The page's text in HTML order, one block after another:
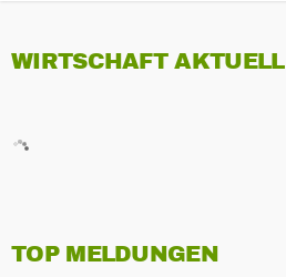
WIRTSCHAFT AKTUELL
TOP MELDUNGEN